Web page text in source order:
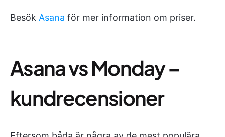
Besök Asana för mer information om priser.
Asana vs Monday –
kundrecensioner